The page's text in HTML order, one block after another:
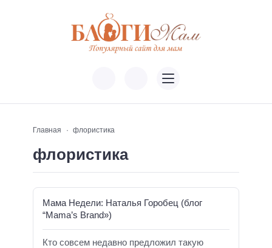
Главная флористика
флористика
Мама Недели: Наталья Горобец (блог
“Mama’s Brand»)
Кто совсем недавно предложил такую